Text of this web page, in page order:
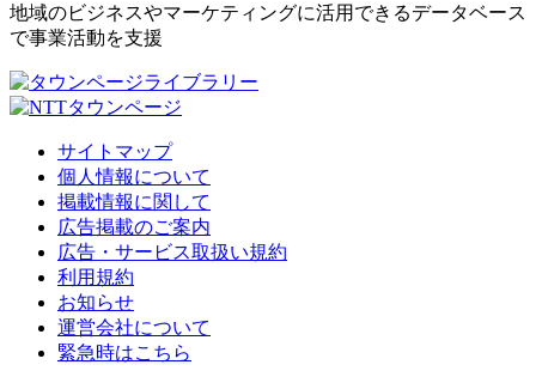
地域のビジネスやマーケティングに活用できるデータベース
で事業活動を支援
サイトマップ
個人情報について
掲載情報に関して
広告掲載のご案内
広告・サービス取扱い規約
利用規約
お知らせ
運営会社について
緊急時はこちら